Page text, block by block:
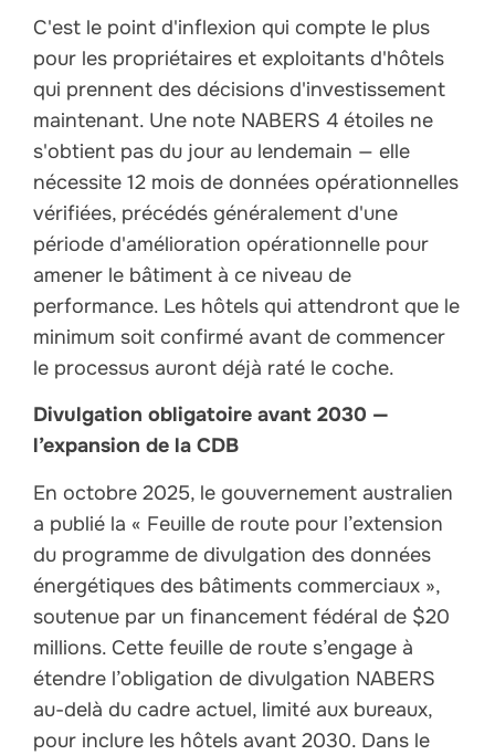
C'est le point d'inflexion qui compte le plus
pour les propriétaires et exploitants d'hôtels
qui prennent des décisions d'investissement
maintenant. Une note NABERS 4 étoiles ne
s'obtient pas du jour au lendemain — elle
nécessite 12 mois de données opérationnelles
vérifiées, précédés généralement d'une
période d'amélioration opérationnelle pour
amener le bâtiment à ce niveau de
performance. Les hôtels qui attendront que le
minimum soit confirmé avant de commencer
le processus auront déjà raté le coche.
Divulgation obligatoire avant 2030 —
l’expansion de la CDB
En octobre 2025, le gouvernement australien
a publié la « Feuille de route pour l’extension
du programme de divulgation des données
énergétiques des bâtiments commerciaux »,
soutenue par un financement fédéral de $20
millions. Cette feuille de route s’engage à
étendre l’obligation de divulgation NABERS
au-delà du cadre actuel, limité aux bureaux,
pour inclure les hôtels avant 2030. Dans le